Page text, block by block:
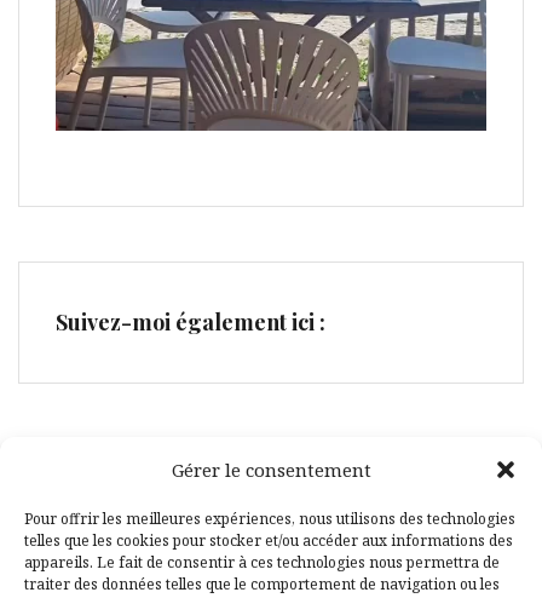
Gérer le consentement
Pour offrir les meilleures expériences, nous utilisons des technologies
telles que les cookies pour stocker et/ou accéder aux informations des
appareils. Le fait de consentir à ces technologies nous permettra de
traiter des données telles que le comportement de navigation ou les
Suivez-moi également ici :
Facebook
Pinterest